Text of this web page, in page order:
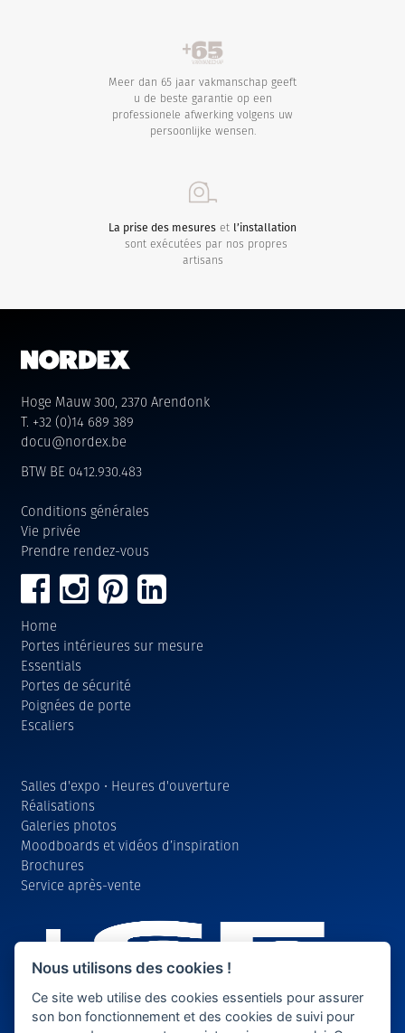
Meer dan 65 jaar vakmanschap geeft
u de beste garantie op een
professionele afwerking volgens uw
persoonlijke wensen.
La prise des mesures et l’installation
sont exécutées par nos propres
artisans
Hoge Mauw 300, 2370 Arendonk
T. +32 (0)14 689 389
docu@nordex.be
BTW BE 0412.930.483
Conditions générales
Vie privée
Prendre rendez-vous
Home
Portes intérieures sur mesure
Essentials
Portes de sécurité
Poignées de porte
Escaliers
Salles d'expo • Heures d'ouverture
Réalisations
Galeries photos
Moodboards et vidéos d’inspiration
Brochures
Service après-vente
Nous utilisons des cookies !
Ce site web utilise des cookies essentiels pour assurer
son bon fonctionnement et des cookies de suivi pour